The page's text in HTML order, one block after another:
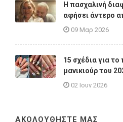
Η πασχαλινή
αφήσει άντερο
09 Μαρ 2026
15 σχέδια για
μανικιούρ του
02 Ιουν 2026
ΑΚΟΛΟΥΘΗΣΤΕ ΜΑΣ